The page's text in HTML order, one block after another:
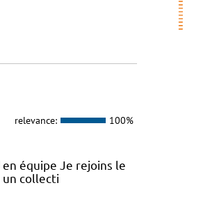
relevance: 100%
équipe Je rejoins le
un collecti